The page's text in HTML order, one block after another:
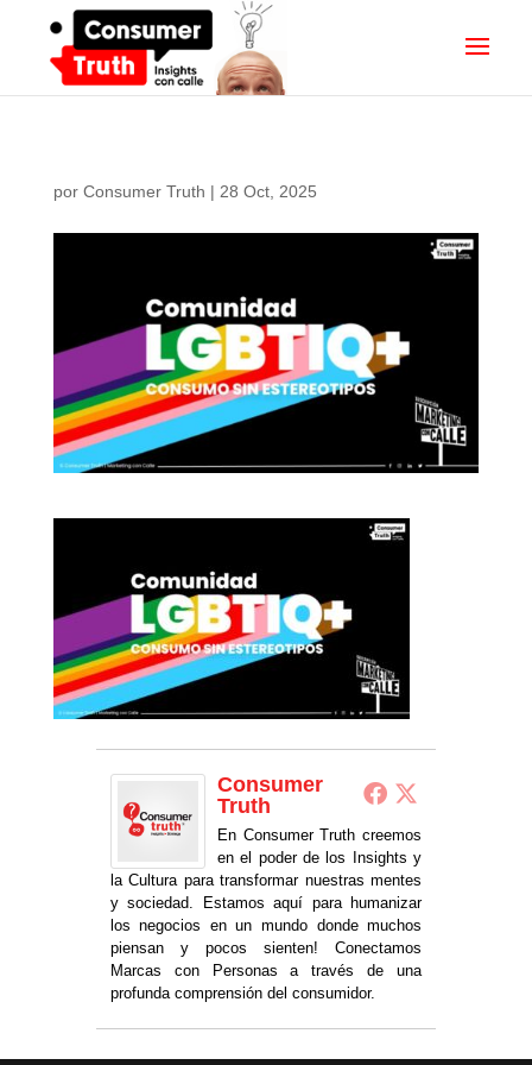
por Consumer Truth | 28 Oct, 2025
Consumer
Truth
En Consumer Truth creemos
en el poder de los Insights y
la Cultura para transformar nuestras mentes
y sociedad. Estamos aquí para humanizar
los negocios en un mundo donde muchos
piensan y pocos sienten! Conectamos
Marcas con Personas a través de una
profunda comprensión del consumidor.